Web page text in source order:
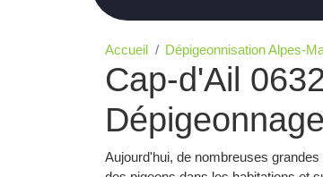
Accueil Dépigeonnisation Alpes-
Cap-d'Ail
Dépigeonnage
Aujourd'hui, de nombreuses